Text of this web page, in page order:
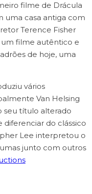
filme de Drácula
uma casa antiga com
Terence Fisher
filme autêntico e
de hoje, uma
vários
Van Helsing
seu título alterado
diferenciar do clássico
Lee interpretou o
junto com outros